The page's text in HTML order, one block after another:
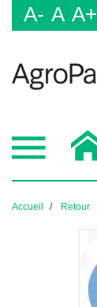
A- A A+
Accueil Retour